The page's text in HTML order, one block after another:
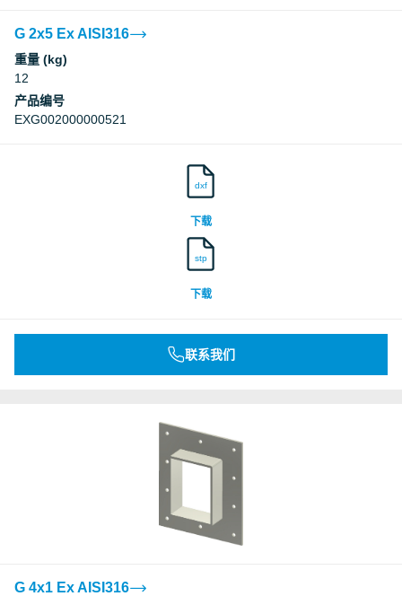
G 2x5 Ex AISI316
重量 (kg)
12
产品编号
EXG002000000521
dxf
下载
stp
下载
联系我们
G 4x1 Ex AISI316